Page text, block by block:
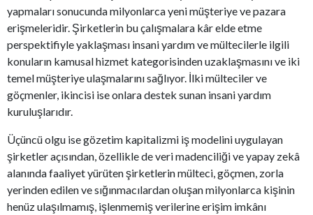
yapmaları sonucunda milyonlarca yeni müşteriye ve pazara
erişmeleridir. Şirketlerin bu çalışmalara kâr elde etme
perspektifiyle yaklaşması insani yardım ve mültecilerle ilgili
konuların kamusal hizmet kategorisinden uzaklaşmasını ve iki
temel müşteriye ulaşmalarını sağlıyor. İlki mülteciler ve
göçmenler, ikincisi ise onlara destek sunan insani yardım
kuruluşlarıdır.
Üçüncü olgu ise gözetim kapitalizmi iş modelini uygulayan
şirketler açısından, özellikle de veri madenciliği ve yapay zekâ
alanında faaliyet yürüten şirketlerin mülteci, göçmen, zorla
yerinden edilen ve sığınmacılardan oluşan milyonlarca kişinin
henüz ulaşılmamış, işlenmemiş verilerine erişim imkânı